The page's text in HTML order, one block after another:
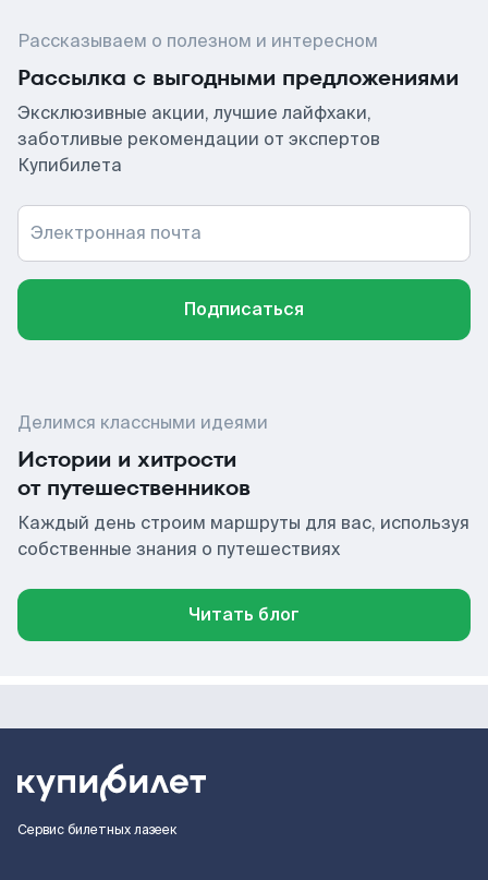
Рассказываем о полезном и интересном
Рассылка с выгодными предложениями
Эксклюзивные акции, лучшие лайфхаки,
заботливые рекомендации от экспертов
Купибилета
Электронная почта
Подписаться
Делимся классными идеями
Истории и хитрости
от путешественников
Каждый день строим маршруты для вас, используя
собственные знания о путешествиях
Читать блог
Сервис билетных лазеек